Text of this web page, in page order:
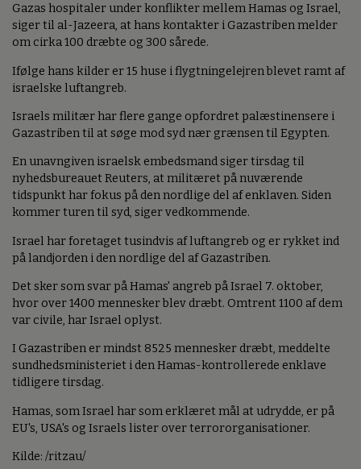
Gazas hospitaler under konflikter mellem Hamas og Israel,
siger til al-Jazeera, at hans kontakter i Gazastriben melder
om cirka 100 dræbte og 300 sårede.
Ifølge hans kilder er 15 huse i flygtningelejren blevet ramt af
israelske luftangreb.
Israels militær har flere gange opfordret palæstinensere i
Gazastriben til at søge mod syd nær grænsen til Egypten.
En unavngiven israelsk embedsmand siger tirsdag til
nyhedsbureauet Reuters, at militæret på nuværende
tidspunkt har fokus på den nordlige del af enklaven. Siden
kommer turen til syd, siger vedkommende.
Israel har foretaget tusindvis af luftangreb og er rykket ind
på landjorden i den nordlige del af Gazastriben.
Det sker som svar på Hamas' angreb på Israel 7. oktober,
hvor over 1400 mennesker blev dræbt. Omtrent 1100 af dem
var civile, har Israel oplyst.
I Gazastriben er mindst 8525 mennesker dræbt, meddelte
sundhedsministeriet i den Hamas-kontrollerede enklave
tidligere tirsdag.
Hamas, som Israel har som erklæret mål at udrydde, er på
EU's, USA's og Israels lister over terrororganisationer.
Kilde: /ritzau/